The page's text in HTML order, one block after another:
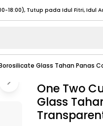
- 20:00), Tutup pada Idul Fitri
(08:00 - 17:00) Selengkapnya
(08:00 - 17:00) Selengkapnya
20:00), Tutup pada Idul Fitri
20:00), Tutup pada Idul Fitri
Glass Tahan Panas
One Two
Glass